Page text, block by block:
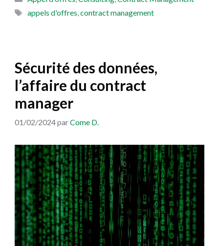
Étiquettes
appels d'offres,contract management
Sécurité des données,
l’affaire du contract
manager
01/02/2024parCome D.